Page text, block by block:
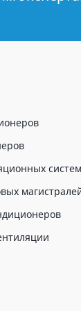
систем